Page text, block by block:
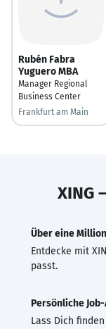
Rubén Fabra
Yuguero MBA
Manager Regional
Business Center
Frankfurt am Main
XING
Über eine
Entdecke mit
passt.
Persönliche
Lass Dich